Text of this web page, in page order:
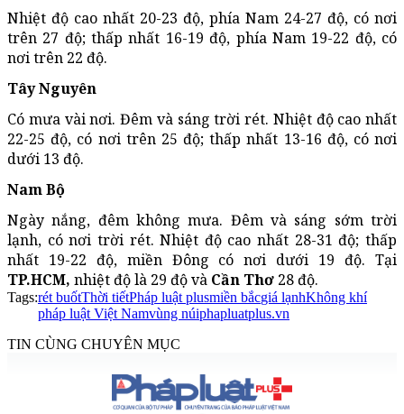
Nhiệt độ cao nhất 20-23 độ, phía Nam 24-27 độ, có nơi
trên 27 độ; thấp nhất 16-19 độ, phía Nam 19-22 độ, có
nơi trên 22 độ.
Tây Nguyên
Có mưa vài nơi. Đêm và sáng trời rét. Nhiệt độ cao nhất
22-25 độ, có nơi trên 25 độ; thấp nhất 13-16 độ, có nơi
dưới 13 độ.
Nam Bộ
Ngày nắng, đêm không mưa. Đêm và sáng sớm trời
lạnh, có nơi trời rét. Nhiệt độ cao nhất 28-31 độ; thấp
nhất 19-22 độ, miền Đông có nơi dưới 19 độ. Tại
TP.HCM, nhiệt độ là 29 độ và Cần Thơ 28 độ.
Tags:rét buốtThời tiếtPháp luật plusmiền bắcgiá lạnhKhông khí
pháp luật Việt Namvùng núiphapluatplus.vn
TIN CÙNG CHUYÊN MỤC